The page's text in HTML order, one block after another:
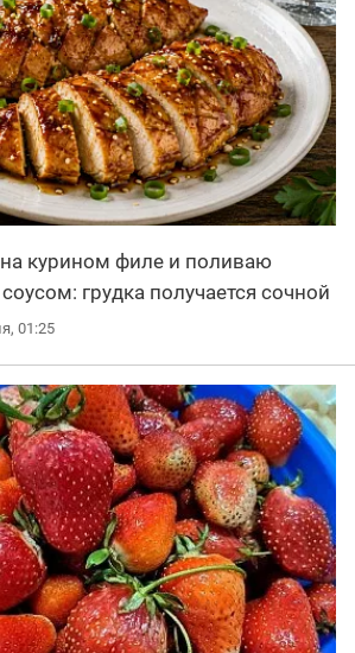
курином филе и поливаю
грудка получается сочной
01:25